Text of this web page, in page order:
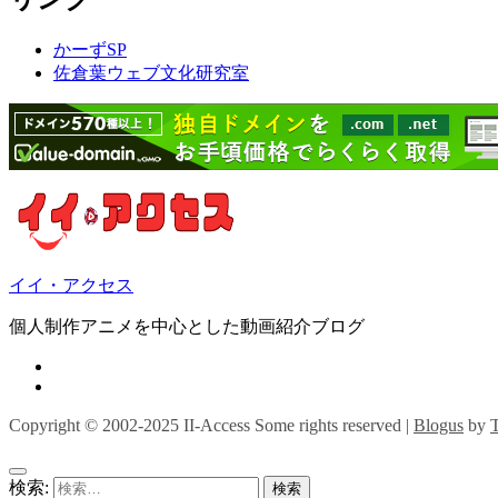
かーずSP
佐倉葉ウェブ文化研究室
イイ・アクセス
個人制作アニメを中心とした動画紹介ブログ
Copyright © 2002-2025 II-Access Some rights reserved | Blogus by
検索: